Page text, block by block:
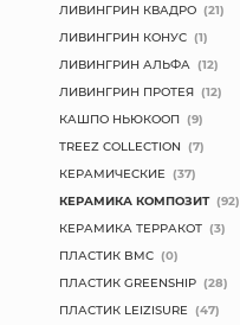
ЛИВИНГРИН КВАДРО (21)
ЛИВИНГРИН КОНУС (1)
ЛИВИНГРИН АЛЬФА (12)
ЛИВИНГРИН ПРОТЕЯ (12)
КАШПО НЬЮКООП (9)
TREEZ COLLECTION (7)
КЕРАМИЧЕСКИЕ (37)
КЕРАМИКА КОМПОЗИТ (92)
КЕРАМИКА ТЕРРАКОТ (3)
ПЛАСТИК BMC (0)
ПЛАСТИК GREENSHIP (28)
ПЛАСТИК LEIZISURE (47)